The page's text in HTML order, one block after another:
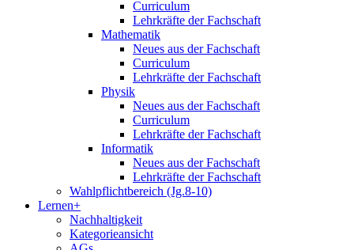
Curriculum
Lehrkräfte der Fachschaft
Mathematik
Neues aus der Fachschaft
Curriculum
Lehrkräfte der Fachschaft
Physik
Neues aus der Fachschaft
Curriculum
Lehrkräfte der Fachschaft
Informatik
Neues aus der Fachschaft
Lehrkräfte der Fachschaft
Wahlpflichtbereich (Jg.8-10)
Lernen+
Nachhaltigkeit
Kategorieansicht